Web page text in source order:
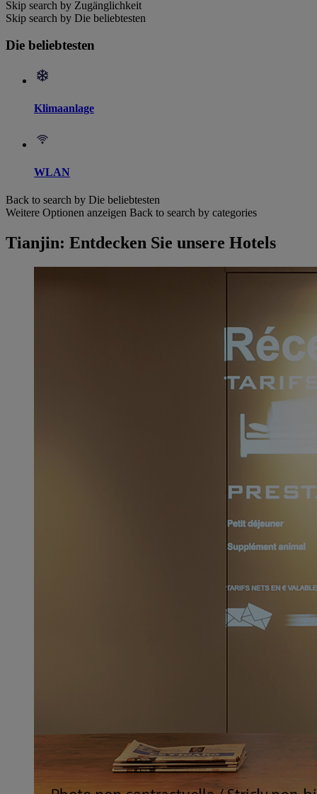
Skip search by Zugänglichkeit
Skip search by Die beliebtesten
Die beliebtesten
Klimaanlage
WLAN
Back to search by Die beliebtesten
Weitere Optionen anzeigen Back to search by categories
Tianjin: Entdecken Sie unsere Hotels